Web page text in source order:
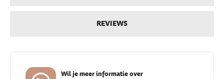
REVIEWS
Wil je meer informatie over